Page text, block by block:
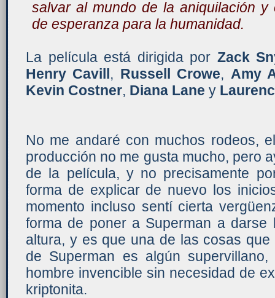
salvar al mundo de la aniquilación
de esperanza para la humanidad.
La película está dirigida por Zack
Henry Cavill, Russell Crowe, Amy
Kevin Costner, Diana Lane y
No me andaré con muchos rodeos,
producción no me gusta mucho, pero
de la película, y no precisamente
forma de explicar de nuevo los
momento incluso sentí cierta
forma de poner a Superman a
altura, y es que una de las cosas
de Superman es algún
hombre invencible sin necesidad de
kriptonita.